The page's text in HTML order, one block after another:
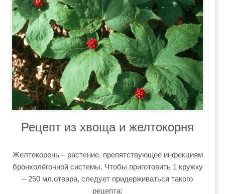
Рецепт из хвоща и желтокорня
Желтокорень – растение, препятствующее инфекциям
бронхолёгочной системы. Чтобы приготовить 1 кружку
– 250 мл.отвара, следует придерживаться такого
рецепта: